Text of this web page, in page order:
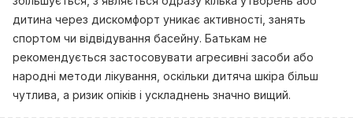
дитина через дискомфорт уникає активності, занять
спортом чи відвідування басейну. Батькам не
рекомендується застосовувати агресивні засоби або
народні методи лікування, оскільки дитяча шкіра більш
чутлива, а ризик опіків і ускладнень значно вищий.